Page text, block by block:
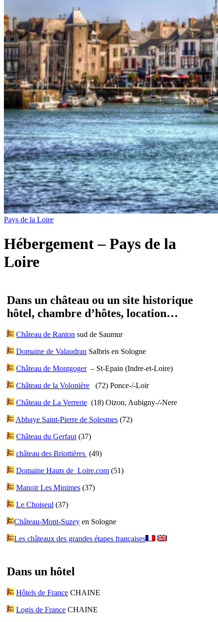
Pays de la Loire
Hébergement – Pays de la
Loire
Dans un château ou un site historique
hôtel, chambre d’hôtes, location…
Château de Ranton sud de Saumur
Domaine de Valaudran Salbris en Sologne
Château de Montgoger– St-Epain (Indre-et-Loire)
Château de la Volonière (72) Ponce-/-Loir
Château de La Verrerie (18) Oizon, Aubigny-/-Nere
Abbaye Saint-Pierre de Solesmes (72)
Château du Gerfaut (37)
château des Briottières (49)
Domaine Hauts de Loire.com (51)
Manoir Les Minimes (37)
Le Choiseul (37)
Château-Mont-Suzey en Sologne
Les châteaux des grandes étapes françaises
Dans un hôtel
Hôtels de France CHAINE
Logis de France CHAINE